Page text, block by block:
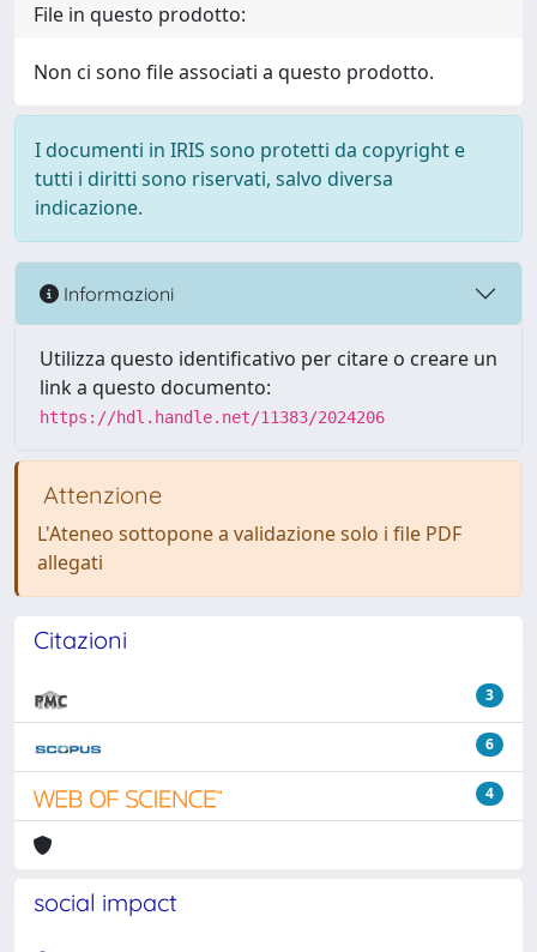
File in questo prodotto:
Non ci sono file associati a questo prodotto.
I documenti in IRIS sono protetti da copyright e
tutti i diritti sono riservati, salvo diversa
indicazione.
Informazioni
Utilizza questo identificativo per citare o creare un
link a questo documento:
https://hdl.handle.net/11383/2024206
Attenzione
L'Ateneo sottopone a validazione solo i file PDF
allegati
Citazioni
3
6
4
social impact